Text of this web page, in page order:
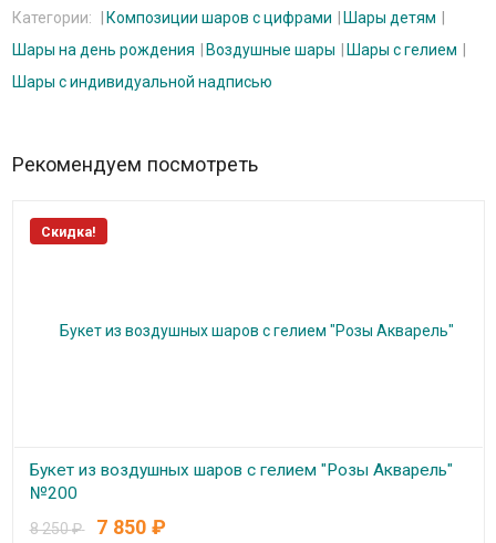
Категории: Композиции шаров с цифрами
Шары детям
Шары на день рождения
Воздушные шары
Шары с гелием
Шары с индивидуальной надписью
Рекомендуем посмотреть
Скидка!
Букет из воздушных шаров с гелием "Розы Акварель"
№200
В наличии
8 250₽ 7 850 ₽